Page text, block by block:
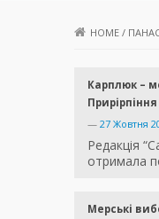
HOME /
Карплюк –
Прирірпіння
— 27 Жовтня
Редакція
отримала
Мерські